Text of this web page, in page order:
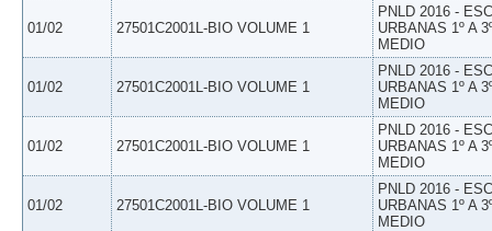
01/02 27501C2001L-BIO VOLUME 1
PNLD 2016 -
URBANAS 1º A
MEDIO
01/02 27501C2001L-BIO VOLUME 1
PNLD 2016 -
URBANAS 1º A
MEDIO
01/02 27501C2001L-BIO VOLUME 1
PNLD 2016 -
URBANAS 1º A
MEDIO
01/02 27501C2001L-BIO VOLUME 1
PNLD 2016 -
URBANAS 1º A
MEDIO